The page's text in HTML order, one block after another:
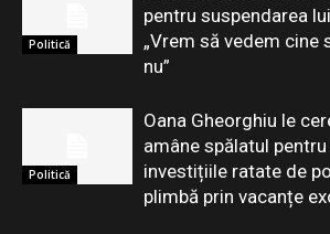
Politică
pentru suspendarea
„Vrem să vedem cine
nu”
Politică
Oana Gheorghiu le
amâne spălatul
investițiile ratate de
plimbă prin vacanțe